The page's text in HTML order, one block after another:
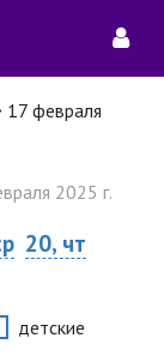
17 февраля
2025 г.
20, чт
детские